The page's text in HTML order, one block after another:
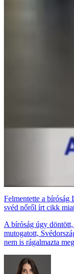
Felmentette a bíróság
svéd nőről írt cikk
A bíróság úgy
mutogatott,
nem is rágalmazta